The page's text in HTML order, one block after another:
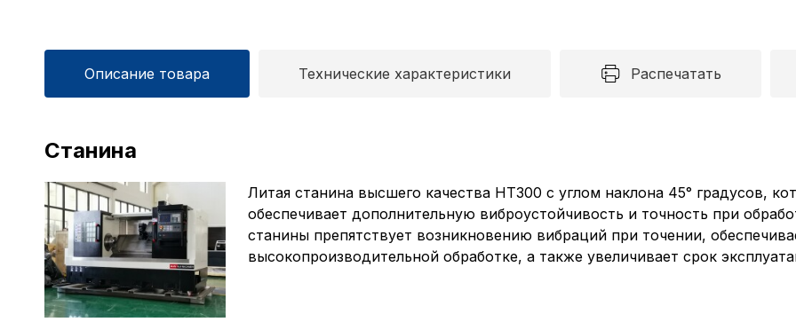
Описание товара Технические характеристики Распечатать
Станина
Литая станина высшего качества HT300 с углом наклона 45° градусов,
обеспечивает дополнительную виброустойчивость и точность при
станины препятствует возникновению вибраций при точении,
высокопроизводительной обработке, а также увеличивает срок